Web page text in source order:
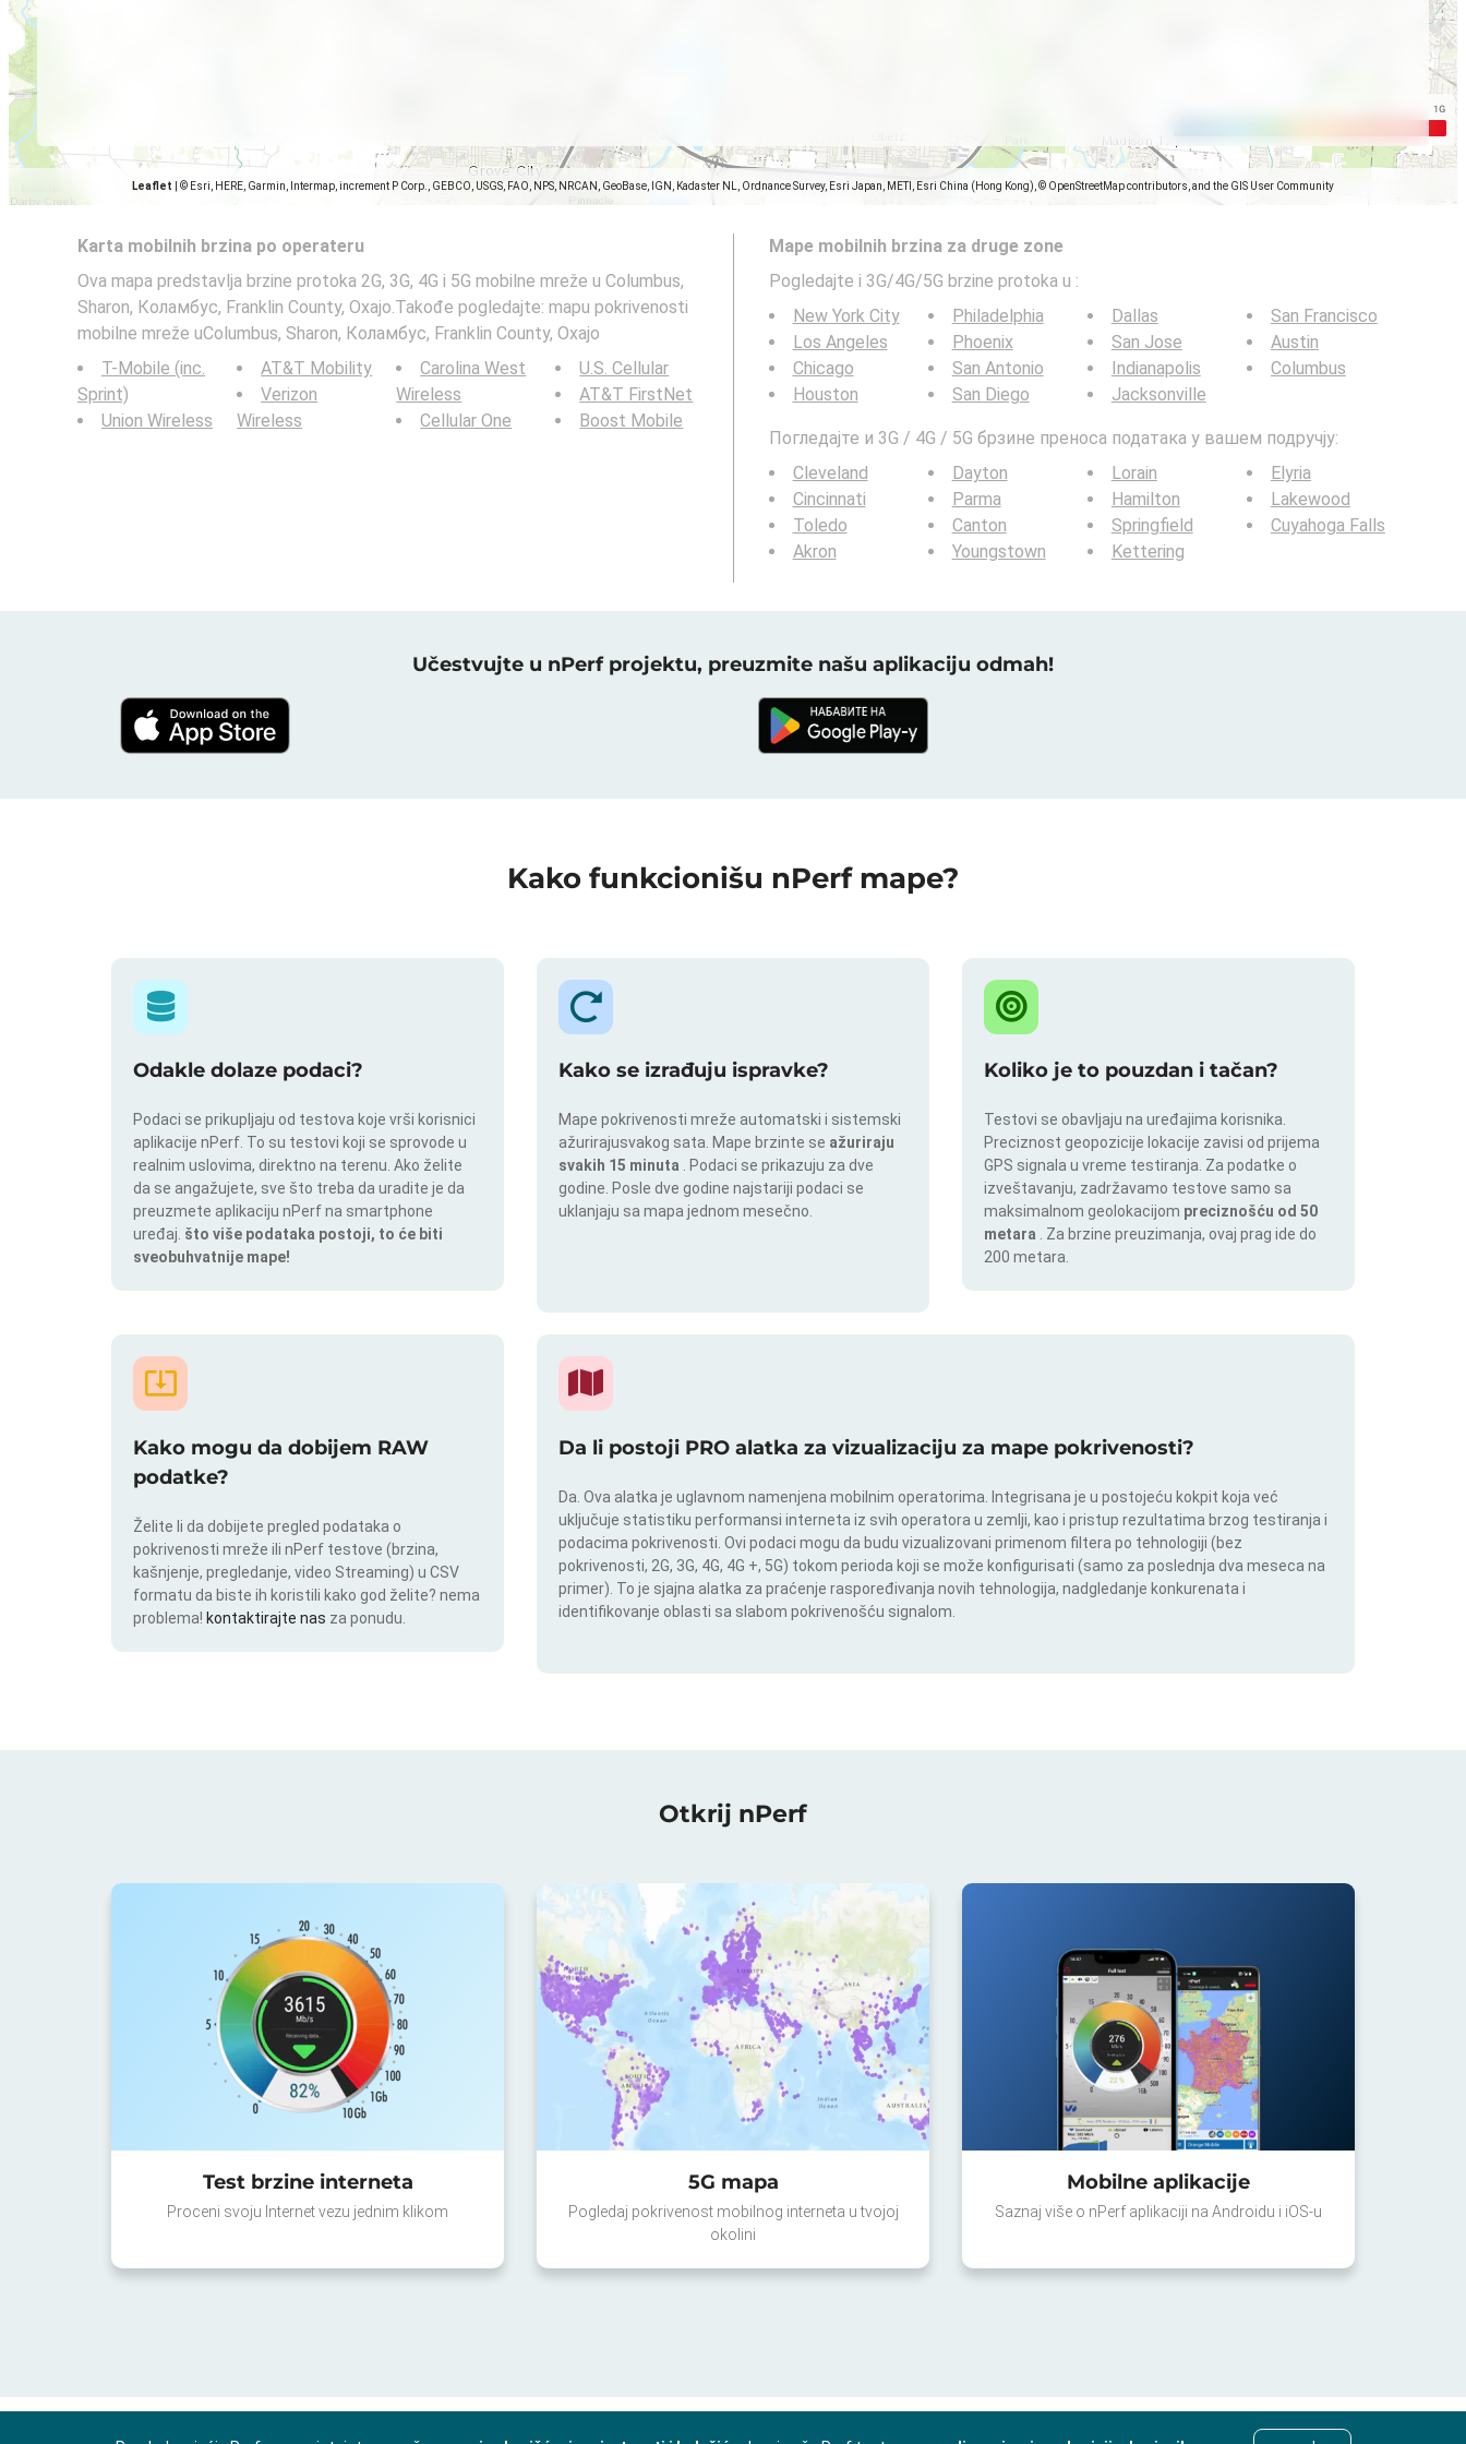
Leaflet © Esri, HERE, Garmin, Intermap, increment P Corp., GEBCO, USGS, FAO, NPS, NRCAN, GeoBase, IGN, Kadaster NL, Ordnance Survey, Esri Japan, METI, Esri China (Hong Kong), © OpenStreetMap contributors, and the GIS User Community
Karta mobilnih brzina po operateru
Ova mapa predstavlja brzine protoka 2G, 3G, 4G i 5G mobilne mreže u Columbus,
Sharon, Коламбус, Franklin County, Охајо.Takođe pogledajte: mapu pokrivenosti
mobilne mreže uColumbus, Sharon, Коламбус, Franklin County, Охајо
T-Mobile (inc.
Sprint)
Union Wireless
AT&T Mobility
Verizon
Wireless
Carolina West
Wireless
Cellular One
U.S. Cellular
AT&T FirstNet
Boost Mobile
Mape mobilnih brzina za druge zone
Pogledajte i 3G/4G/5G brzine protoka u :
New York City
Los Angeles
Chicago
Houston
Philadelphia
Phoenix
San Antonio
San Diego
Dallas
San Jose
Indianapolis
Jacksonville
San Francisco
Austin
Columbus
Погледајте и 3G / 4G / 5G брзине преноса података у вашем подручју:
Cleveland
Cincinnati
Toledo
Akron
Dayton
Parma
Canton
Youngstown
Lorain
Hamilton
Springfield
Kettering
Elyria
Lakewood
Cuyahoga Falls
Učestvujte u nPerf projektu, preuzmite našu aplikaciju odmah!
Kako funkcionišu nPerf mape?
Odakle dolaze podaci?
Podaci se prikupljaju od testova koje vrši korisnici
aplikacije nPerf. To su testovi koji se sprovode u
realnim uslovima, direktno na terenu. Ako želite
da se angažujete, sve što treba da uradite je da
preuzmete aplikaciju nPerf na smartphone
uređaj. što više podataka postoji, to će biti
sveobuhvatnije mape!
Kako se izrađuju ispravke?
Mape pokrivenosti mreže automatski i sistemski
ažurirajusvakog sata. Mape brzinte se ažuriraju
svakih 15 minuta
. Podaci se prikazuju za dve
godine. Posle dve godine najstariji podaci se
uklanjaju sa mapa jednom mesečno.
Koliko je to pouzdan i tačan?
Testovi se obavljaju na uređajima korisnika.
Preciznost geopozicije lokacije zavisi od prijema
GPS signala u vreme testiranja. Za podatke o
izveštavanju, zadržavamo testove samo sa
maksimalnom geolokacijom preciznošću od 50
metara
. Za brzine preuzimanja, ovaj prag ide do
200 metara.
Kako mogu da dobijem RAW
podatke?
Želite li da dobijete pregled podataka o
pokrivenosti mreže ili nPerf testove (brzina,
kašnjenje, pregledanje, video Streaming) u CSV
formatu da biste ih koristili kako god želite? nema
problema! kontaktirajte nas za ponudu.
Da li postoji PRO alatka za vizualizaciju za mape pokrivenosti?
Da. Ova alatka je uglavnom namenjena mobilnim operatorima. Integrisana je u postojeću kokpit koja već
uključuje statistiku performansi interneta iz svih operatora u zemlji, kao i pristup rezultatima brzog testiranja i
podacima pokrivenosti. Ovi podaci mogu da budu vizualizovani primenom filtera po tehnologiji (bez
pokrivenosti, 2G, 3G, 4G, 4G +, 5G) tokom perioda koji se može konfigurisati (samo za poslednja dva meseca na
primer). To je sjajna alatka za praćenje raspoređivanja novih tehnologija, nadgledanje konkurenata i
identifikovanje oblasti sa slabom pokrivenošću signalom.
Otkrij nPerf
Test brzine interneta
Proceni svoju Internet vezu jednim klikom
5G mapa
Pogledaj pokrivenost mobilnog interneta u tvojoj
okolini
Mobilne aplikacije
Saznaj više o nPerf aplikaciji na Androidu i iOS-u